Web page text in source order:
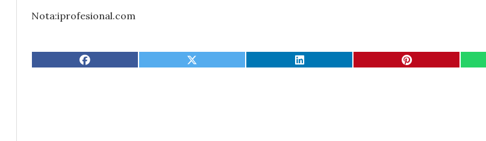
Nota:iprofesional.com